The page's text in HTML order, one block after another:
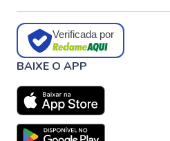
Verificada por
BAIXE O APP